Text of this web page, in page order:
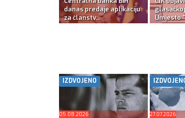
danas predaje aplikaciju
za članstv...
Umjesto
IZDVOJENO
05.08.2026 27.07.2026